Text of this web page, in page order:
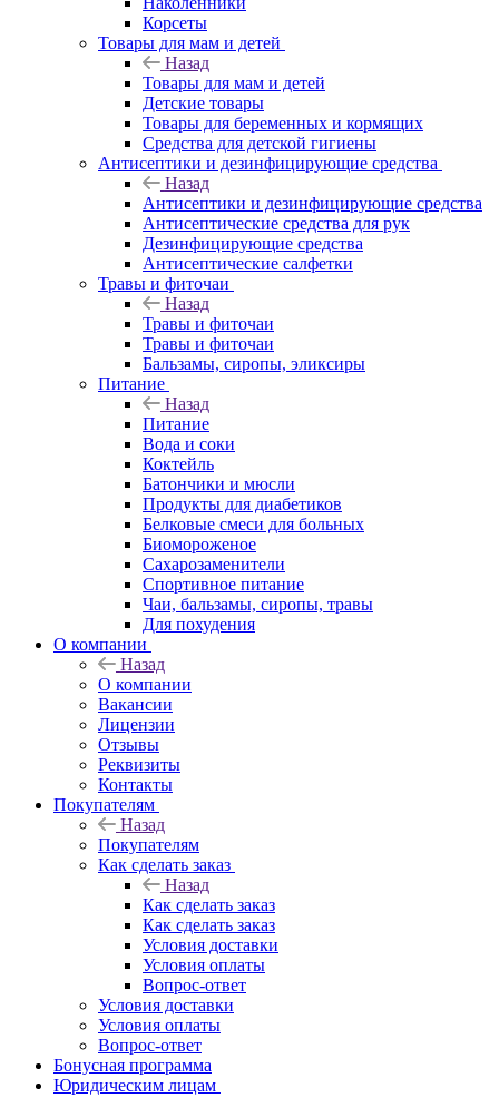
Корсеты
Товары для мам и детей
Назад
Товары для мам и детей
Детские товары
Товары для беременных и кормящих
Средства для детской гигиены
Антисептики и дезинфицирующие средства
Назад
Антисептики и дезинфицирующие средства
Антисептические средства для рук
Дезинфицирующие средства
Антисептические салфетки
Травы и фиточаи
Назад
Травы и фиточаи
Травы и фиточаи
Бальзамы, сиропы, эликсиры
Питание
Назад
Питание
Вода и соки
Коктейль
Батончики и мюсли
Продукты для диабетиков
Белковые смеси для больных
Биомороженое
Сахарозаменители
Спортивное питание
Чаи, бальзамы, сиропы, травы
Для похудения
О компании
Назад
О компании
Вакансии
Лицензии
Отзывы
Реквизиты
Контакты
Покупателям
Назад
Покупателям
Как сделать заказ
Назад
Как сделать заказ
Как сделать заказ
Условия доставки
Условия оплаты
Вопрос-ответ
Условия доставки
Условия оплаты
Вопрос-ответ
Бонусная программа
Юридическим лицам